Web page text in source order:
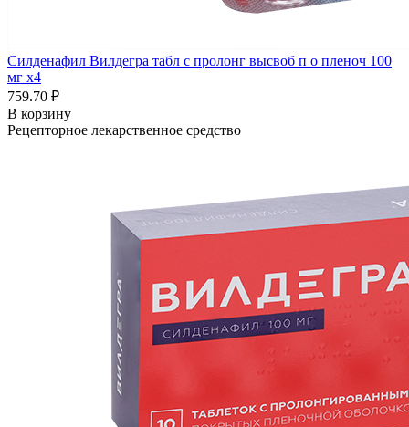
Силденафил Вилдегра табл с пролонг высвоб п о пленоч 100
мг x4
759.70 ₽
В корзину
Рецепторное лекарственное средство